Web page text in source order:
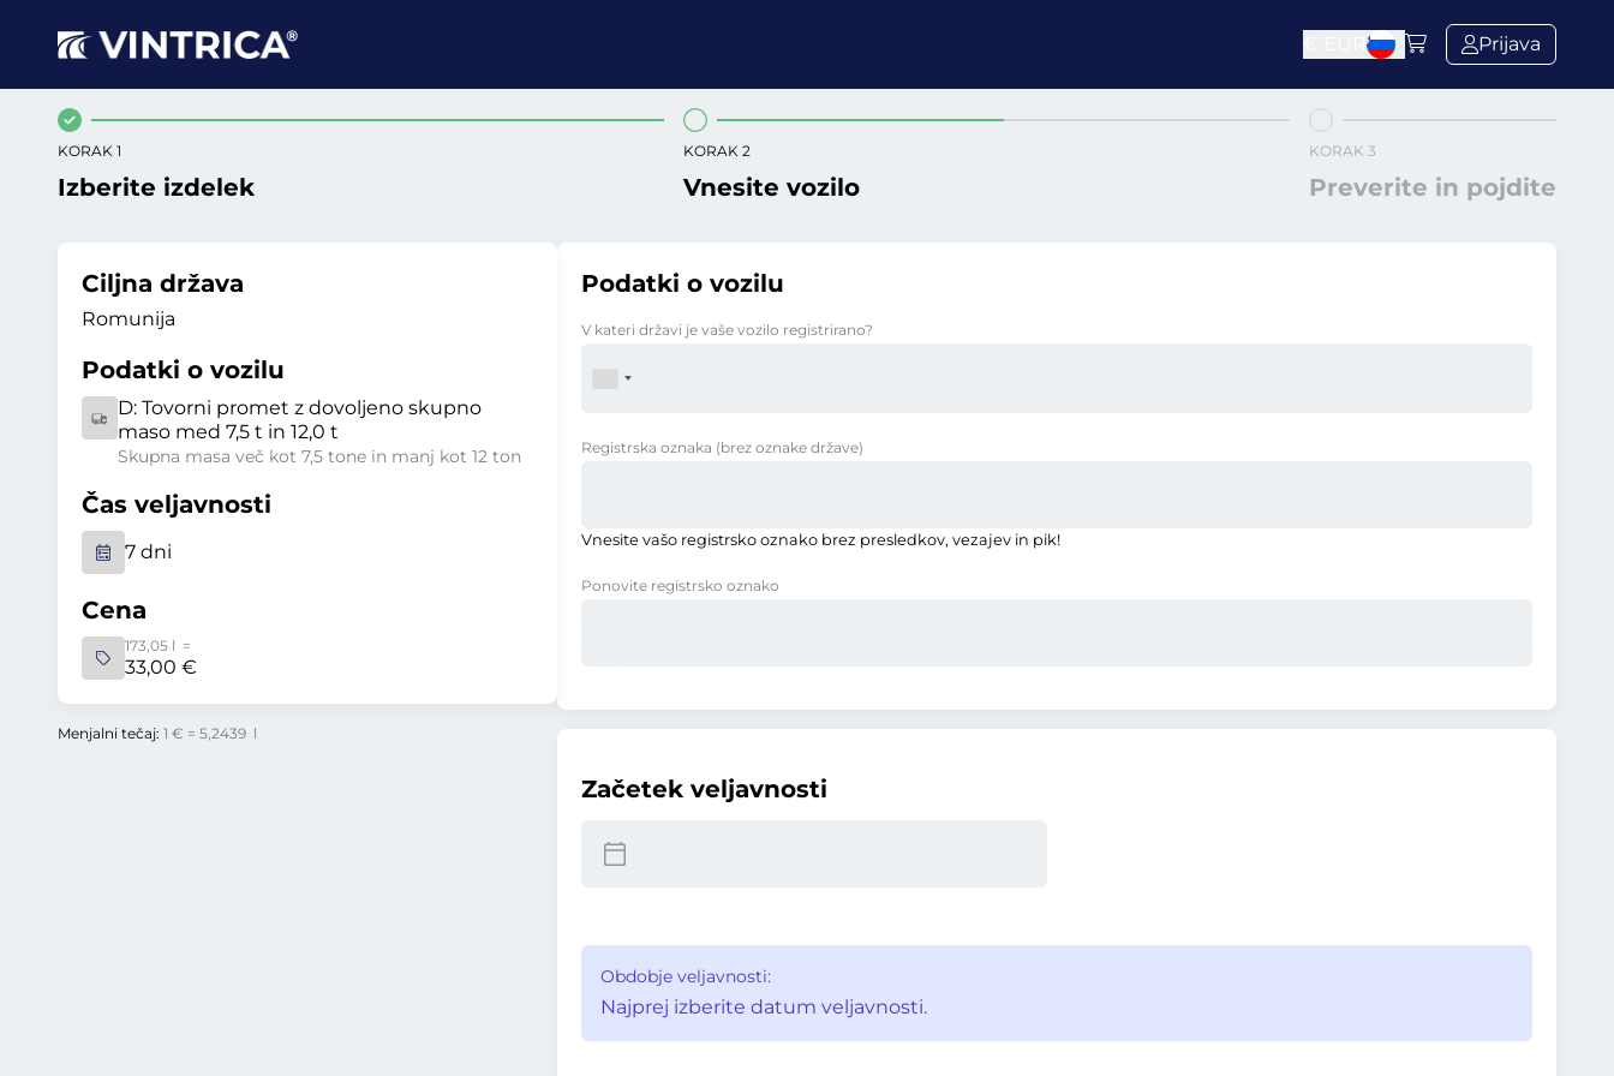
Prijava
KORAK 1
Izberite izdelek
KORAK 2
Vnesite vozilo
KORAK 3
Preverite in pojdite
Ciljna država
Romunija
Podatki o vozilu
D:Tovorni promet z dovoljeno skupno
maso med 7,5 t in 12,0 t
Skupna masa več kot 7,5 tone in manj kot 12 ton
Čas veljavnosti
7 dni
Cena
173,05 l =
33,00 €
Menjalni tečaj: 1 € = 5,2439 l
Podatki o vozilu
V kateri državi je vaše vozilo registrirano?
Registrska oznaka (brez oznake države)
Vnesite vašo registrsko oznako brez presledkov, vezajev in pik!
Ponovite registrsko oznako
Začetek veljavnosti
Obdobje veljavnosti:
Najprej izberite datum veljavnosti.